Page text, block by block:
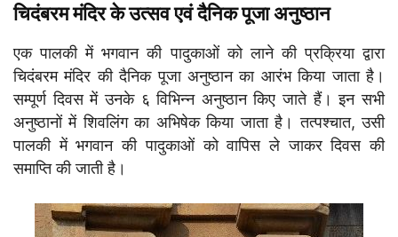
चिदंबरम मंदिर के उत्सव एवं दैनिक पूजा अनुष्ठान
एक पालकी में भगवान की पादुकाओं को लाने की प्रक्रिया द्वारा
चिदंबरम मंदिर की दैनिक पूजा अनुष्ठान का आरंभ किया जाता है।
सम्पूर्ण दिवस में उनके ६ विभिन्न अनुष्ठान किए जाते हैं। इन सभी
अनुष्ठानों में शिवलिंग का अभिषेक किया जाता है। तत्पश्चात, उसी
पालकी में भगवान की पादुकाओं को वापिस ले जाकर दिवस की
समाप्ति की जाती है।